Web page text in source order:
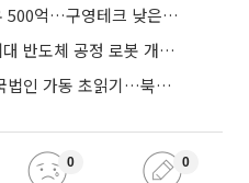
매출 4000억대에 시총은 겨우 500억…구영테크 낮은 몸값에 저가 승계 마무리
라온로보틱스, 국내 유일 차세대 반도체 공정 로봇 개발 ‘고객사 테스트 진행’
신성에스티, 2300억 규모 미국법인 가동 초읽기…북미 ESS 공략 본격화
0 0